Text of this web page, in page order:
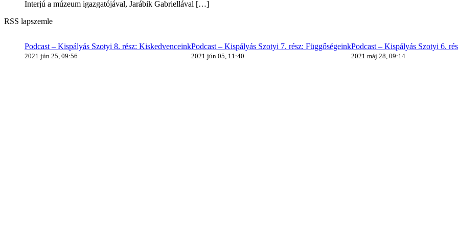
Interjú a múzeum igazgatójával, Jarábik Gabriellával […]
RSS lapszemle
Podcast – Kispályás Szotyi 8. rész: Kiskedvenceink
2021 jún 25, 09:56
Podcast – Kispályás Szotyi 7. rész: Függőségeink
2021 jún 05, 11:40
Podcast – Kispályás Szotyi 6.
2021 máj 28, 09:14